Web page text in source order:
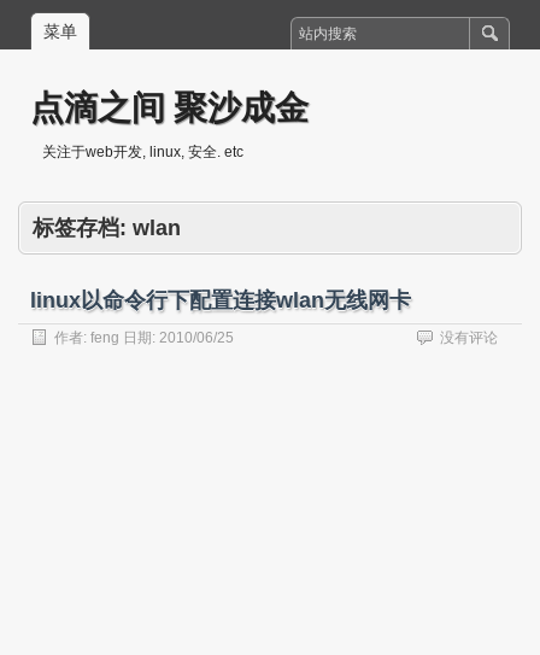
菜单
点滴之间 聚沙成金
关注于web开发, linux, 安全. etc
标签存档: wlan
linux以命令行下配置连接wlan无线网卡
作者: feng 日期: 2010/06/25 没有评论